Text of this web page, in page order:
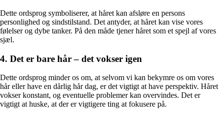
Dette ordsprog symboliserer, at håret kan afsløre en persons
personlighed og sindstilstand. Det antyder, at håret kan vise vores
følelser og dybe tanker. På den måde tjener håret som et spejl af vores
sjæl.
4. Det er bare hår – det vokser igen
Dette ordsprog minder os om, at selvom vi kan bekymre os om vores
hår eller have en dårlig hår dag, er det vigtigt at have perspektiv. Håret
vokser konstant, og eventuelle problemer kan overvindes. Det er
vigtigt at huske, at der er vigtigere ting at fokusere på.